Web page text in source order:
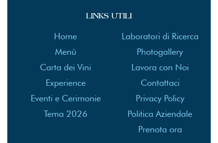
LINKS UTILI
Home
Menù
Carta dei Vini
Experience
Eventi e Cerimonie
Tema 2026
Laboratori di Ricerca
Photogallery
Lavora con Noi
Contattaci
Privacy Policy
Politica Aziendale
Prenota ora